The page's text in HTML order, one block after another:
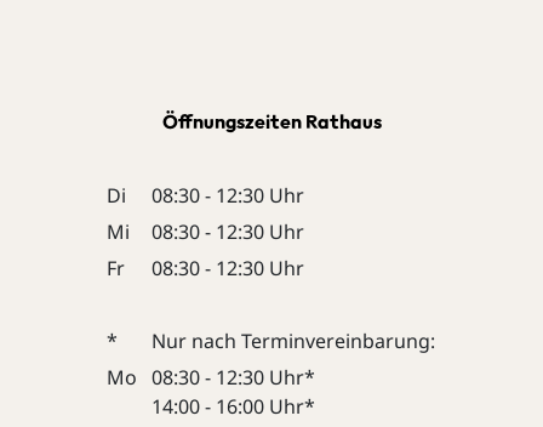
Öffnungszeiten Rathaus
Di
08:30 - 12:30 Uhr
Mi
08:30 - 12:30 Uhr
Fr
08:30 - 12:30 Uhr
*
Nur nach Terminvereinbarung:
Mo 08:30 - 12:30 Uhr*
14:00 - 16:00 Uhr*